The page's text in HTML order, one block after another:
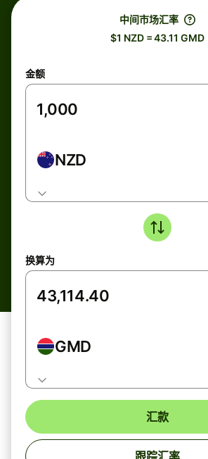
中间市场汇率
$1 NZD = 43.11 GMD
金额
NZD
换算为
GMD
汇款
跟踪汇率